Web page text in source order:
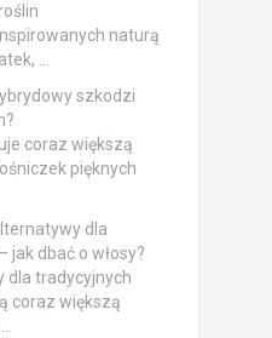
naturą
…
szkodzi
coraz większą
pięknych
dla
jak dbać o włosy?
dla tradycyjnych
coraz większą